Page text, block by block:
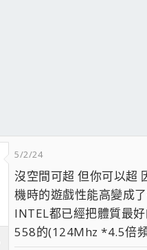
5/2/24
沒空間可超 但你可以超
機時的遊戲性能高變成
INTEL都已經把體質最
558的(124Mhz *4.5倍